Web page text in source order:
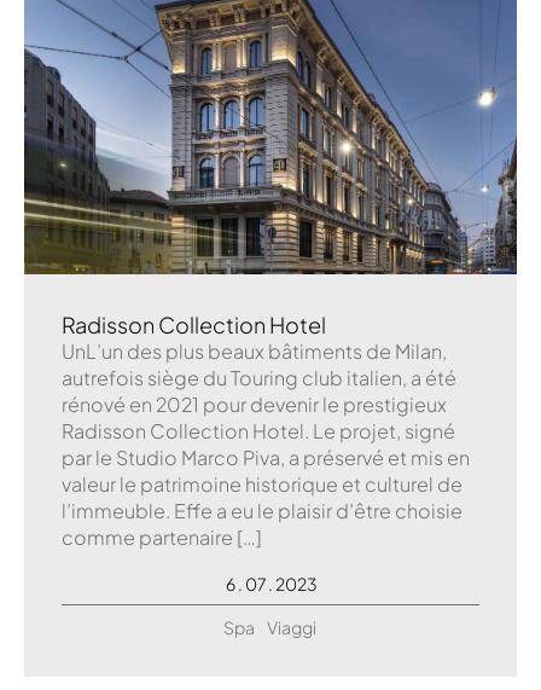
Radisson Collection Hotel
UnL’un des plus beaux bâtiments de Milan,
autrefois siège du Touring club italien, a été
rénové en 2021 pour devenir le prestigieux
Radisson Collection Hotel. Le projet, signé
par le Studio Marco Piva, a préservé et mis en
valeur le patrimoine historique et culturel de
l’immeuble. Effe a eu le plaisir d’être choisie
comme partenaire […]
6 . 07 . 2023
Spa
Viaggi